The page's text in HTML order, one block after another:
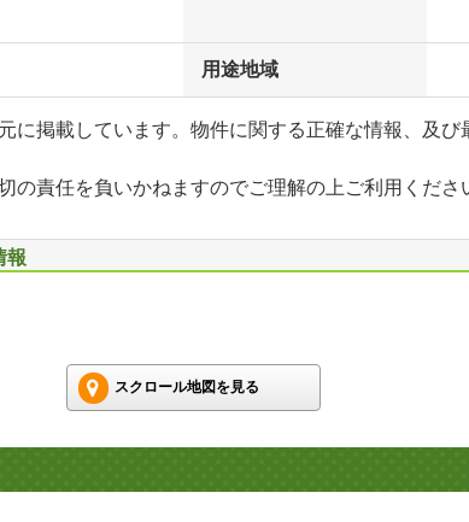
用途地域
に掲載しています。物件に関する正確な情報、及
責任を負いかねますのでご理解の上ご利用くださ
報
スクロール地図を見る